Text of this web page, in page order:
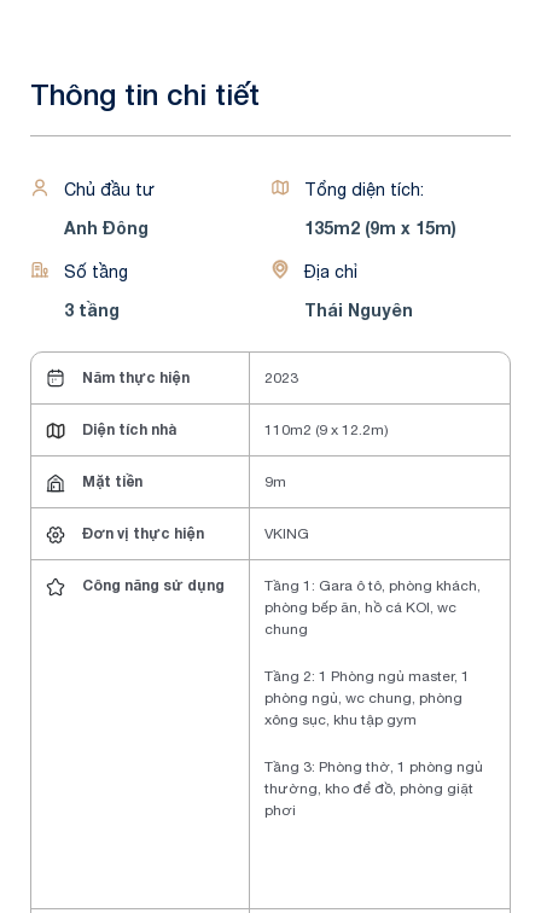
Thông tin chi tiết
Chủ đầu tư
Anh Đông
Tổng diện tích:
135m2 (9m x 15m)
Số tầng
3 tầng
Địa chỉ
Thái Nguyên
Năm thực hiện 2023
Diện tích nhà 110m2 (9 x 12.2m)
Mặt tiền 9m
Đơn vị thực hiện VKING
Công năng sử dụng
Tầng 1: Gara ô tô, phòng khách,
phòng bếp ăn, hồ cá KOI, wc
chung
Tầng 2: 1 Phòng ngủ master, 1
phòng ngủ, wc chung, phòng
xông sục, khu tập gym
Tầng 3: Phòng thờ, 1 phòng ngủ
thường, kho để đồ, phòng giặt
phơi